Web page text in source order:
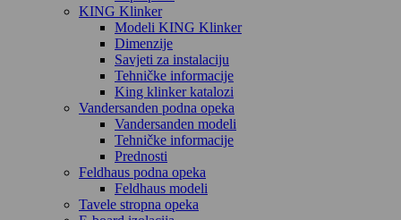
KING Klinker
Modeli KING Klinker
Dimenzije
Savjeti za instalaciju
Tehničke informacije
King klinker katalozi
Vandersanden podna opeka
Vandersanden modeli
Tehničke informacije
Prednosti
Feldhaus podna opeka
Feldhaus modeli
Tavele stropna opeka